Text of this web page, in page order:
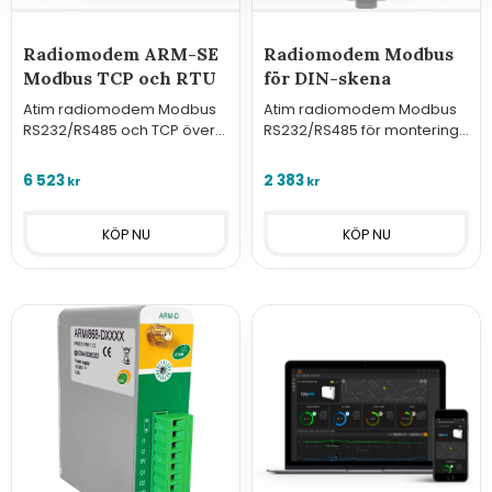
Radiomodem ARM-SE
Modbus TCP och RTU
Atim radiomodem Modbus
RS232/RS485 och TCP över
6 523kr
Radiomodem Modbus
för DIN-skena
Atim radiomodem Modbus
RS232/RS485 för montering
2 383kr